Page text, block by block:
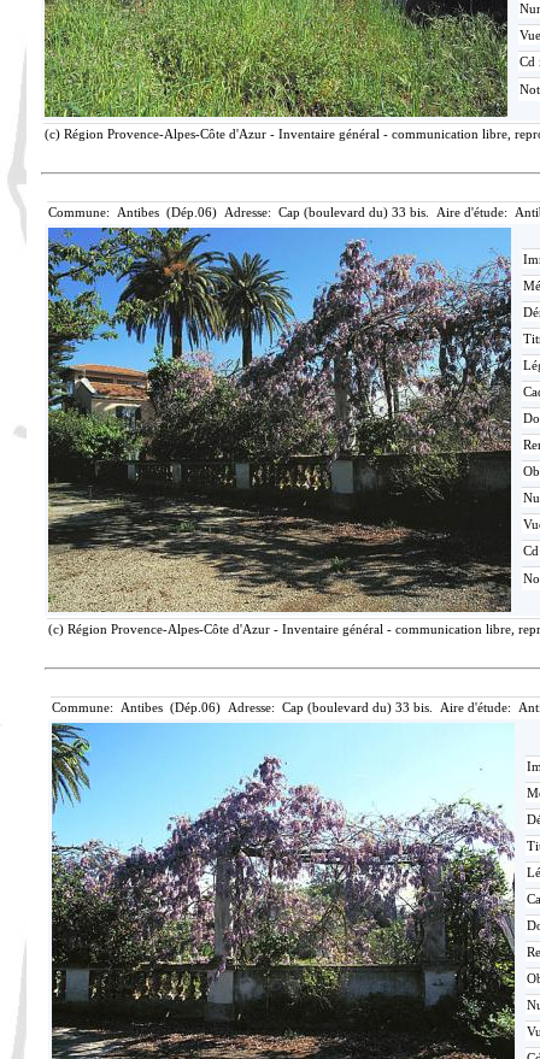
Cd
(c) Région Provence-Alpes-Côte d'Azur - Inventaire général - communication libre,
Commune: Antibes (Dép.06) Adresse: Cap (boulevard du) 33 bis. Aire d'étude:
(c) Région Provence-Alpes-Côte d'Azur - Inventaire général - communication libre,
Commune: Antibes (Dép.06) Adresse: Cap (boulevard du) 33 bis. Aire d'étude: